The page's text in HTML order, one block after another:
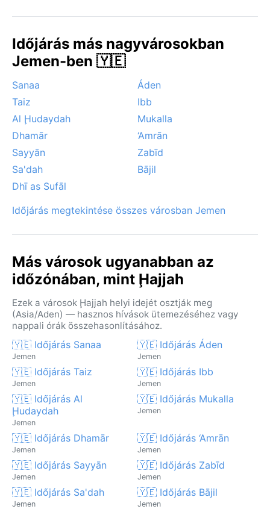
Időjárás más nagyvárosokban
Jemen-ben 🇾🇪
Sanaa
Áden
Taiz
Ibb
Al Ḩudaydah
Mukalla
Dhamār
‘Amrān
Sayyān
Zabīd
Sa'dah
Bājil
Dhī as Sufāl
Időjárás megtekintése összes városban Jemen
Más városok ugyanabban az
időzónában, mint Ḩajjah
Ezek a városok Ḩajjah helyi idejét osztják meg
(Asia/Aden) — hasznos hívások ütemezéséhez vagy
nappali órák összehasonlításához.
🇾🇪 Időjárás Sanaa
Jemen
🇾🇪 Időjárás Áden
Jemen
🇾🇪 Időjárás Taiz
Jemen
🇾🇪 Időjárás Ibb
Jemen
🇾🇪 Időjárás Al
Ḩudaydah
Jemen
🇾🇪 Időjárás Mukalla
Jemen
🇾🇪 Időjárás Dhamār
Jemen
🇾🇪 Időjárás ‘Amrān
Jemen
🇾🇪 Időjárás Sayyān
Jemen
🇾🇪 Időjárás Zabīd
Jemen
🇾🇪 Időjárás Sa'dah
Jemen
🇾🇪 Időjárás Bājil
Jemen